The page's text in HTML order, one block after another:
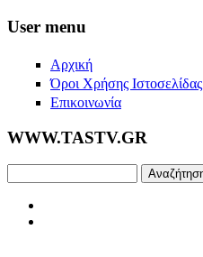
Skip to main content
User menu
Αρχική
Όροι Χρήσης Ιστοσελίδας
Επικοινωνία
WWW.TASTV.GR